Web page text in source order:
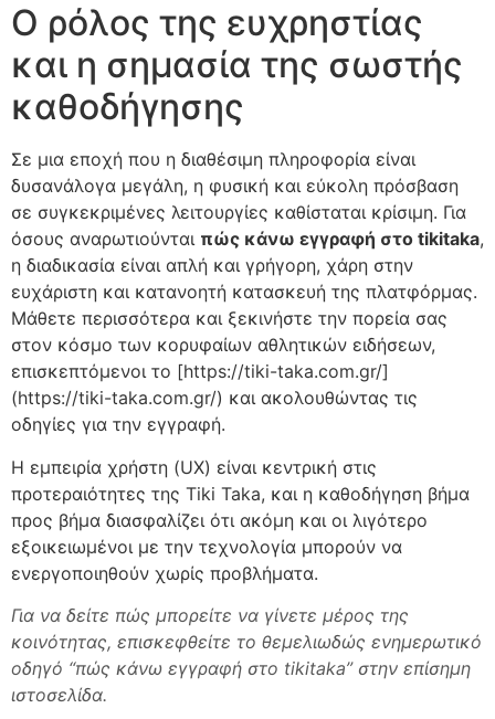
Ο ρόλος της ευχρηστίας
και η σημασία της σωστής
καθοδήγησης
Σε μια εποχή που η διαθέσιμη πληροφορία είναι
δυσανάλογα μεγάλη, η φυσική και εύκολη πρόσβαση
σε συγκεκριμένες λειτουργίες καθίσταται κρίσιμη. Για
όσους αναρωτιούνται πώς κάνω εγγραφή στο tikitaka,
η διαδικασία είναι απλή και γρήγορη, χάρη στην
ευχάριστη και κατανοητή κατασκευή της πλατφόρμας.
Μάθετε περισσότερα και ξεκινήστε την πορεία σας
στον κόσμο των κορυφαίων αθλητικών ειδήσεων,
επισκεπτόμενοι το [https://tiki-taka.com.gr/]
(https://tiki-taka.com.gr/) και ακολουθώντας τις
οδηγίες για την εγγραφή.
Η εμπειρία χρήστη (UX) είναι κεντρική στις
προτεραιότητες της Tiki Taka, και η καθοδήγηση βήμα
προς βήμα διασφαλίζει ότι ακόμη και οι λιγότερο
εξοικειωμένοι με την τεχνολογία μπορούν να
ενεργοποιηθούν χωρίς προβλήματα.
Για να δείτε πώς μπορείτε να γίνετε μέρος της
κοινότητας, επισκεφθείτε το θεμελιωδώς ενημερωτικό
οδηγό “πώς κάνω εγγραφή στο tikitaka” στην επίσημη
ιστοσελίδα.